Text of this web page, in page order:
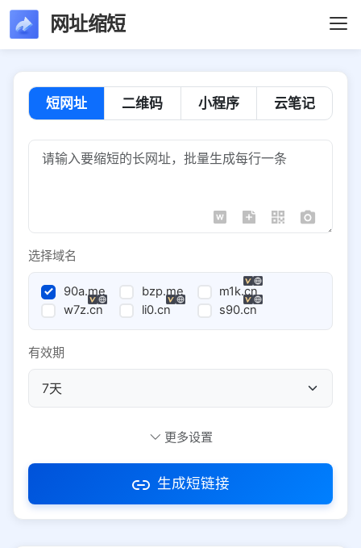
网址缩短
短网址 二维码 小程序 云笔记
选择域名
90a.me bzp.me
m1k.cn
w7z.cn
li0.cn s90.cn
有效期
访问密码
更多设置
生成短链接